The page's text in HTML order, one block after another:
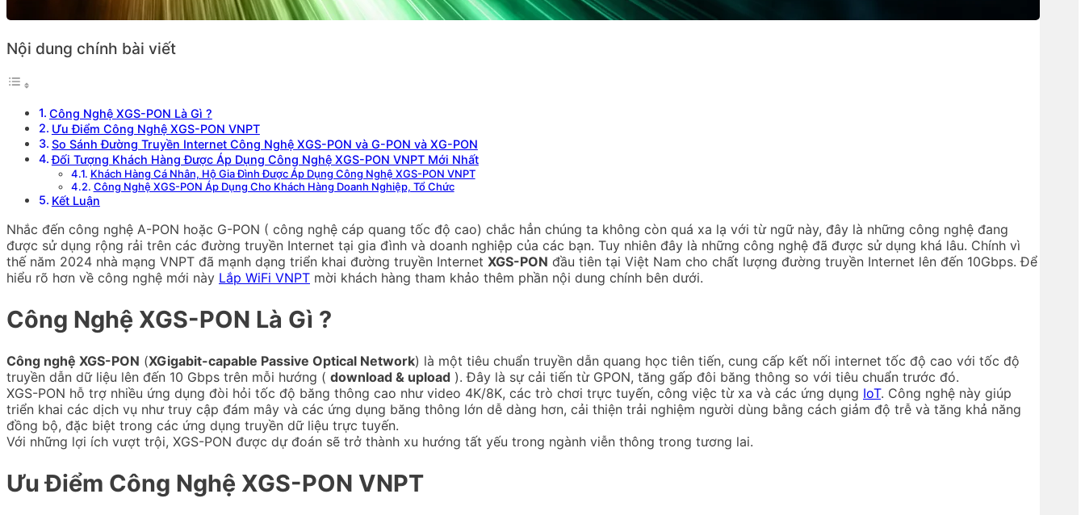
Nội dung chính bài viết
Công Nghệ XGS-PON Là Gì ?
Ưu Điểm Công Nghệ XGS-PON VNPT
So Sánh Đường Truyền Internet Công Nghệ XGS-PON và G-PON và XG-PON
Đối Tượng Khách Hàng Được Áp Dụng Công Nghệ XGS-PON VNPT Mới Nhất
Khách Hàng Cá Nhân, Hộ Gia Đình Được Áp Dụng Công Nghệ XGS-PON VNPT
Công Nghệ XGS-PON Áp Dụng Cho Khách Hàng Doanh Nghiệp, Tổ Chức
Kết Luận
Nhắc đến công nghệ A-PON hoặc G-PON ( công nghệ cáp quang tốc độ cao) chắc hẳn chúng ta không còn quá xa lạ với từ ngữ này, đây là những công nghệ đang
được sử dụng rộng rải trên các đường truyền Internet tại gia đình và doanh nghiệp của các bạn. Tuy nhiên đây là những công nghệ đã được sử dụng khá lâu. Chính vì
thế năm 2024 nhà mạng VNPT đã mạnh dạng triển khai đường truyền Internet XGS-PON đầu tiên tại Việt Nam cho chất lượng đường truyền Internet lên đến 10Gbps. Để
hiểu rõ hơn về công nghệ mới này Lắp WiFi VNPT mời khách hàng tham khảo thêm phần nội dung chính bên dưới.
Công Nghệ XGS-PON Là Gì ?
Công nghệ XGS-PON (XGigabit-capable Passive Optical Network) là một tiêu chuẩn truyền dẫn quang học tiên tiến, cung cấp kết nối internet tốc độ cao với tốc độ
truyền dẫn dữ liệu lên đến 10 Gbps trên mỗi hướng ( download & upload ). Đây là sự cải tiến từ GPON, tăng gấp đôi băng thông so với tiêu chuẩn trước đó.
XGS-PON hỗ trợ nhiều ứng dụng đòi hỏi tốc độ băng thông cao như video 4K/8K, các trò chơi trực tuyến, công việc từ xa và các ứng dụng IoT. Công nghệ này giúp
triển khai các dịch vụ như truy cập đám mây và các ứng dụng băng thông lớn dễ dàng hơn, cải thiện trải nghiệm người dùng bằng cách giảm độ trễ và tăng khả năng
đồng bộ, đặc biệt trong các ứng dụng truyền dữ liệu trực tuyến.
Với những lợi ích vượt trội, XGS-PON được dự đoán sẽ trở thành xu hướng tất yếu trong ngành viễn thông trong tương lai.
Ưu Điểm Công Nghệ XGS-PON VNPT